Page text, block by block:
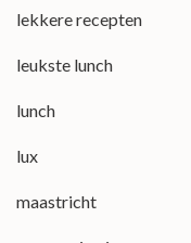
lekkere recepten
leukste lunch
lunch
lux
maastricht